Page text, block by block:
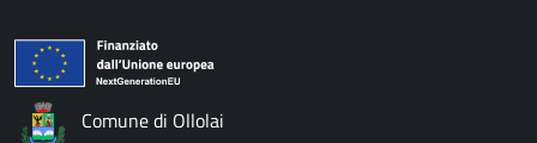
Comune di Ollolai